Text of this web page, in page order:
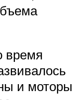
время
и моторы